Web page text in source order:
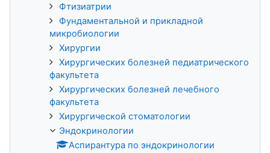
Фтизиатрии
Фундаментальной и прикладной
микробиологии
Хирургии
Хирургических болезней педиатрического
факультета
Хирургических болезней лечебного
факультета
Хирургической стоматологии
Эндокринологии
Аспирантура по эндокринологии